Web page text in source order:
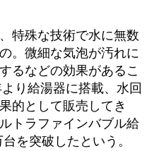
特殊な技術で水に無数
。微細な気泡が汚れに
るなどの効果があるこ
り給湯器に搭載、水回
的として販売してき
トラファインバブル給
を突破したという。